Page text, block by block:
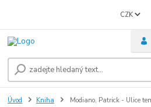
CZK
Úvod Kniha Modiano, Patrick - Ulice